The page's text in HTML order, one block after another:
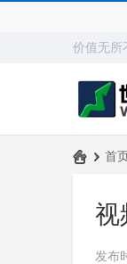
价值无所
› 首页
视
发布